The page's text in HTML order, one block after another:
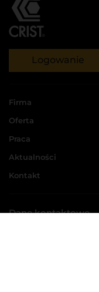
Logowanie
Firma
Oferta
Praca
Aktualności
Kontakt
Dane kontaktowe